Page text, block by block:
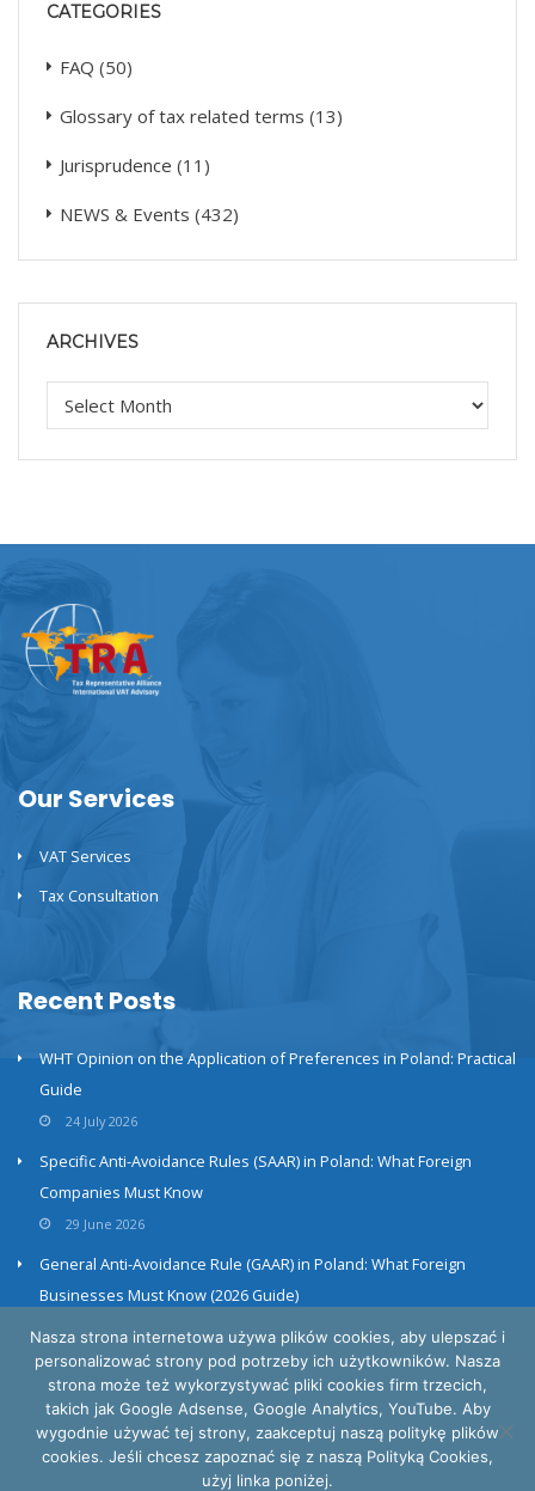
CATEGORIES
FAQ (50)
Glossary of tax related terms (13)
Jurisprudence (11)
NEWS & Events (432)
ARCHIVES
Our Services
VAT Services
Tax Consultation
Recent Posts
WHT Opinion on the Application of Preferences in Poland: Practical
Guide
24 July 2026
Specific Anti-Avoidance Rules (SAAR) in Poland: What Foreign
Companies Must Know
29 June 2026
General Anti-Avoidance Rule (GAAR) in Poland: What Foreign
Businesses Must Know (2026 Guide)
23 June 2026
Privacy and cookies policy
Nasza strona internetowa używa plików cookies, aby ulepszać i
personalizować strony pod potrzeby ich użytkowników. Nasza
strona może też wykorzystywać pliki cookies firm trzecich,
takich jak Google Adsense, Google Analytics, YouTube. Aby
wygodnie używać tej strony, zaakceptuj naszą politykę plików
cookies. Jeśli chcesz zapoznać się z naszą Polityką Cookies,
użyj linka poniżej.